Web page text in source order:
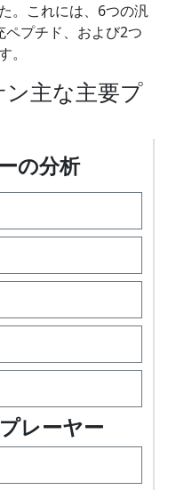
。これには、6つの汎
プチド、および2つ
。
主な主要プ
の分析
レーヤー